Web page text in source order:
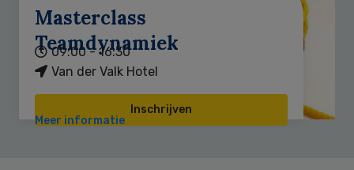
Masterclass
Teamdynamiek
09:00 - 16:30
Van der Valk Hotel
Inschrijven
Meer informatie